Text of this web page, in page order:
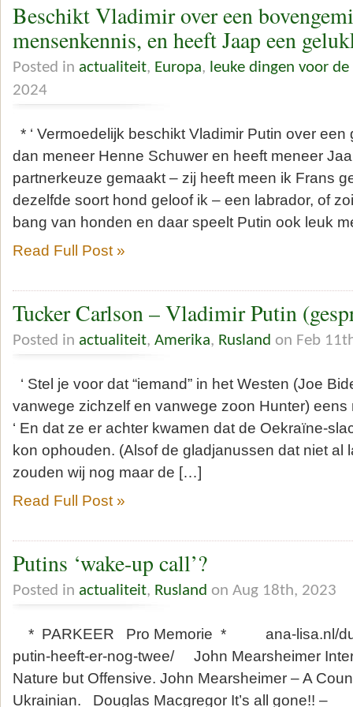
Beschikt Vladimir over een
mensenkennis, en heeft Jaap een
Posted in actualiteit, Europa, leuke dingen voor de
2024
* ‘ Vermoedelijk beschikt Vladimir Putin over
dan meneer Henne Schuwer en heeft meneer
partnerkeuze gemaakt – zij heeft meen ik Frans
dezelfde soort hond geloof ik – een labrador, of
bang van honden en daar speelt Putin ook leuk
Read Full Post »
Tucker Carlson – Vladimir Putin
Posted in actualiteit, Amerika, Rusland on Feb
‘ Stel je voor dat “iemand” in het Westen (Joe
vanwege zichzelf en vanwege zoon Hunter) eens
‘ En dat ze er achter kwamen dat de Oekraïne-
kon ophouden. (Alsof de gladjanussen dat niet al
zouden wij nog maar de […]
Read Full Post »
Putins ‘wake-up call’?
Posted in actualiteit, Rusland on Aug 18th, 2023
* PARKEER Pro Memorie * ana-lisa.nl/
putin-heeft-er-nog-twee/ John Mearsheimer
Nature but Offensive. John Mearsheimer – A
Ukrainian. Douglas Macgregor It’s all gone!! –